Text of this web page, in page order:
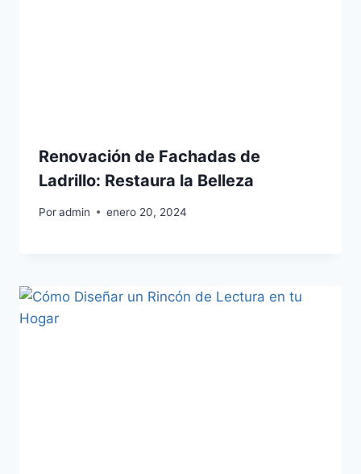
Renovación de Fachadas de
Ladrillo: Restaura la Belleza
Poradmin enero 20, 2024